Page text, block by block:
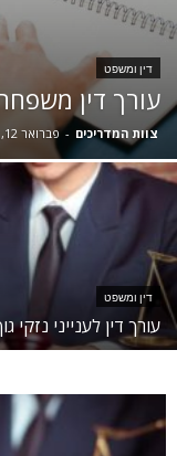
דין ומשפט
עורך דין
צוות המדריכים - פברואר 12, 2024
דין ומשפט
עורך דין לענייני נזקי